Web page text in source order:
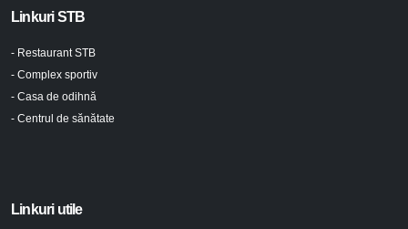
Linkuri STB
- Restaurant STB
- Complex sportiv
- Casa de odihnă
- Centrul de sănătate
Linkuri utile